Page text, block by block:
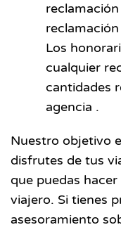
Los
cualquier
cantidades
agencia .
Nuestro objetivo
disfrutes de tus
que puedas
viajero. Si tienes
asesoramiento